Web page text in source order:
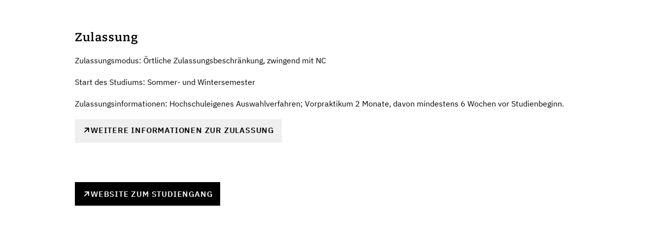
Zulassung
Zulassungsmodus: Örtliche Zulassungsbeschränkung, zwingend mit NC
Start des Studiums: Sommer- und Wintersemester
Zulassungsinformationen: Hochschuleigenes Auswahlverfahren; Vorpraktikum 2 Monate, davon mindestens 6 Wochen vor Studienbeginn.
WEITERE INFORMATIONEN ZUR ZULASSUNG
WEBSITE ZUM STUDIENGANG